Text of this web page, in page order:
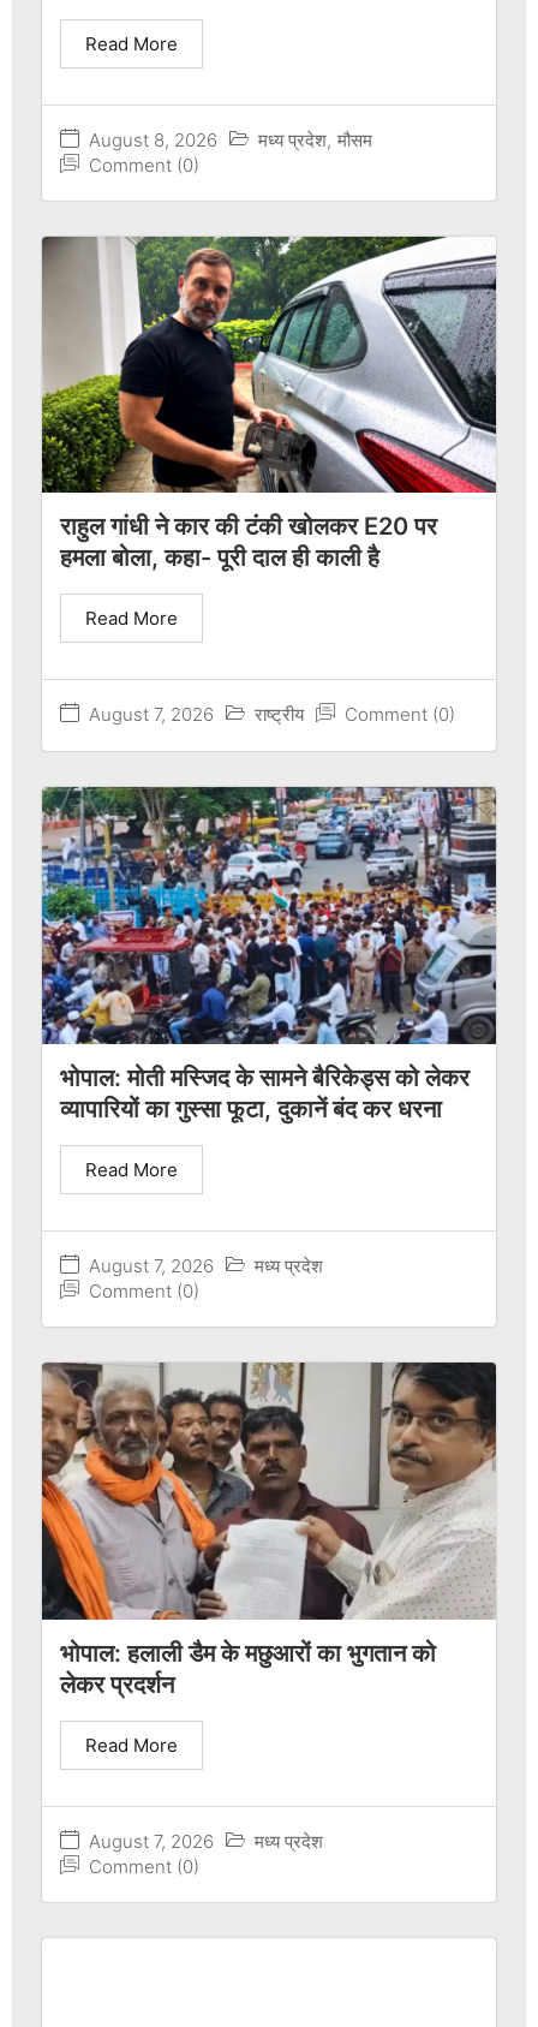
August 8, 2026 मध्य प्रदेश, मौसम
Comment (0)
Read More
राहुल गांधी ने कार की टंकी खोलकर E20 पर
हमला बोला, कहा- पूरी दाल ही काली है
August 7, 2026 राष्ट्रीय Comment (0)
Read More
भोपाल: मोती मस्जिद के सामने बैरिकेड्स को लेकर
व्यापारियों का गुस्सा फूटा, दुकानें बंद कर धरना
August 7, 2026
मध्य प्रदेश
Comment (0)
Read More
भोपाल: हलाली डैम के मछुआरों का भुगतान को
लेकर प्रदर्शन
August 7, 2026
मध्य प्रदेश
Comment (0)
Read More